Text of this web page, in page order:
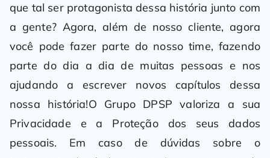
que tal ser protagonista dessa história junto com
a gente? Agora, além de nosso cliente, agora
você pode fazer parte do nosso time, fazendo
parte do dia a dia de muitas pessoas e nos
ajudando a escrever novos capítulos dessa
nossa história!O Grupo DPSP valoriza a sua
Privacidade e a Proteção dos seus dados
pessoais. Em caso de dúvidas sobre o